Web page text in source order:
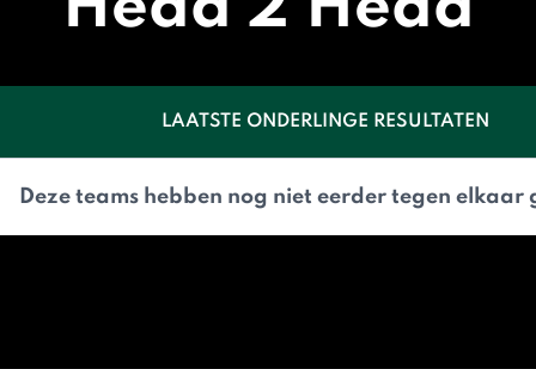
LAATSTE ONDERLINGE RESULTATEN
Deze teams hebben nog niet eerder tegen elkaar